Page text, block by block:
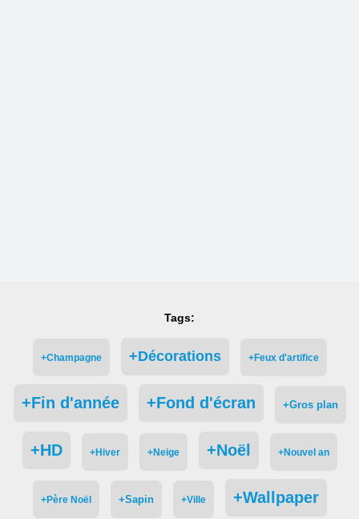
Tags:
+Champagne +Décorations +Feux d'artifice
+Fin d'année +Fond d'écran +Gros plan
+HD +Hiver +Neige +Noël +Nouvel an
+Père Noël +Sapin +Ville +Wallpaper